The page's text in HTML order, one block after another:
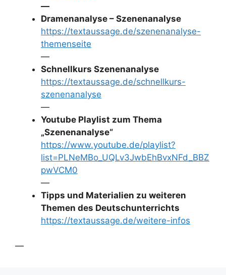
—
Dramenanalyse – Szenenanalyse
https://textaussage.de/szenenanalyse-
themenseite
—
Schnellkurs Szenenanalyse
https://textaussage.de/schnellkurs-
szenenanalyse
—
Youtube Playlist zum Thema
„Szenenanalyse“
https://www.youtube.de/playlist?
list=PLNeMBo_UQLv3JwbEhBvxNFd_BBZ
pwVCM0
—
Tipps und Materialien zu weiteren
Themen des Deutschunterrichts
https://textaussage.de/weitere-infos
—